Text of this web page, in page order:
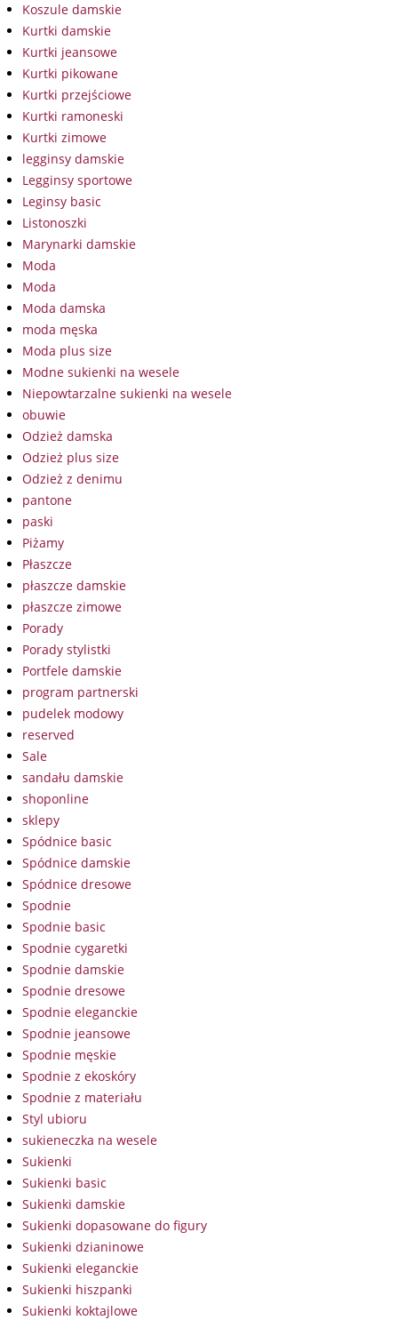
Koszule damskie
Kurtki damskie
Kurtki jeansowe
Kurtki pikowane
Kurtki przejściowe
Kurtki ramoneski
Kurtki zimowe
legginsy damskie
Legginsy sportowe
Leginsy basic
Listonoszki
Marynarki damskie
Moda
Moda
Moda damska
moda męska
Moda plus size
Modne sukienki na wesele
Niepowtarzalne sukienki na wesele
obuwie
Odzież damska
Odzież plus size
Odzież z denimu
pantone
paski
Piżamy
Płaszcze
płaszcze damskie
płaszcze zimowe
Porady
Porady stylistki
Portfele damskie
program partnerski
pudelek modowy
reserved
Sale
sandału damskie
shoponline
sklepy
Spódnice basic
Spódnice damskie
Spódnice dresowe
Spodnie
Spodnie basic
Spodnie cygaretki
Spodnie damskie
Spodnie dresowe
Spodnie eleganckie
Spodnie jeansowe
Spodnie męskie
Spodnie z ekoskóry
Spodnie z materiału
Styl ubioru
sukieneczka na wesele
Sukienki
Sukienki basic
Sukienki damskie
Sukienki dopasowane do figury
Sukienki dzianinowe
Sukienki eleganckie
Sukienki hiszpanki
Sukienki koktajlowe